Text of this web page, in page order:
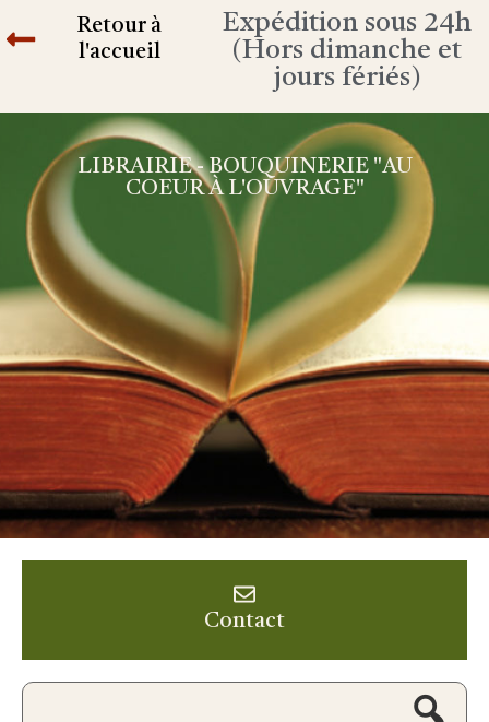
Retour à
l'accueil
Expédition sous 24h
(Hors dimanche et
jours fériés)
LIBRAIRIE - BOUQUINERIE "AU
COEUR À L'OUVRAGE"
Contact